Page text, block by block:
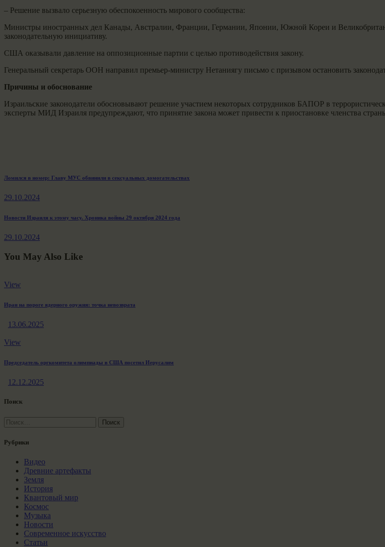
– Решение вызвало серьезную обеспокоенность мирового сообщества:
Министры иностранных дел Канады, Австралии, Франции, Германии, Японии, Южной Кореи и
законодательную инициативу.
США оказывали давление на оппозиционные партии с целью противодействия закону.
Генеральный секретарь ООН направил премьер-министру Нетаниягу письмо с призывом остановить
Причины и обоснование
Израильские законодатели обосновывают решение участием некоторых сотрудников БАПОР в
эксперты МИД Израиля предупреждают, что принятие закона может привести к приостановке членства
Навигация
по
Previous
Ломился в номер: Главу МУС обвинили в сексуальных домогательствах
29.10.2024
Next
Новости Израиля к этому часу. Хроника войны 29 октября 2024 года
29.10.2024
You May Also Like
View
Иран на пороге ядерного оружия: точка невозврата
13.06.2025
View
Председатель оргкомитета олимпиады в США посетил Иерусалим
12.12.2025
Поиск
Найти:
Рубрики
Видео
Древние артефакты
Земля
История
Квантовый мир
Космос
Музыка
Новости
Современное искусство
Статьи